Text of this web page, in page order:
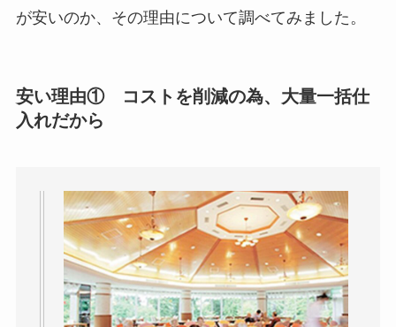
が安いのか、その理由について調べてみました。
安い理由①
コストを削減の為、大量一括仕
入れだから